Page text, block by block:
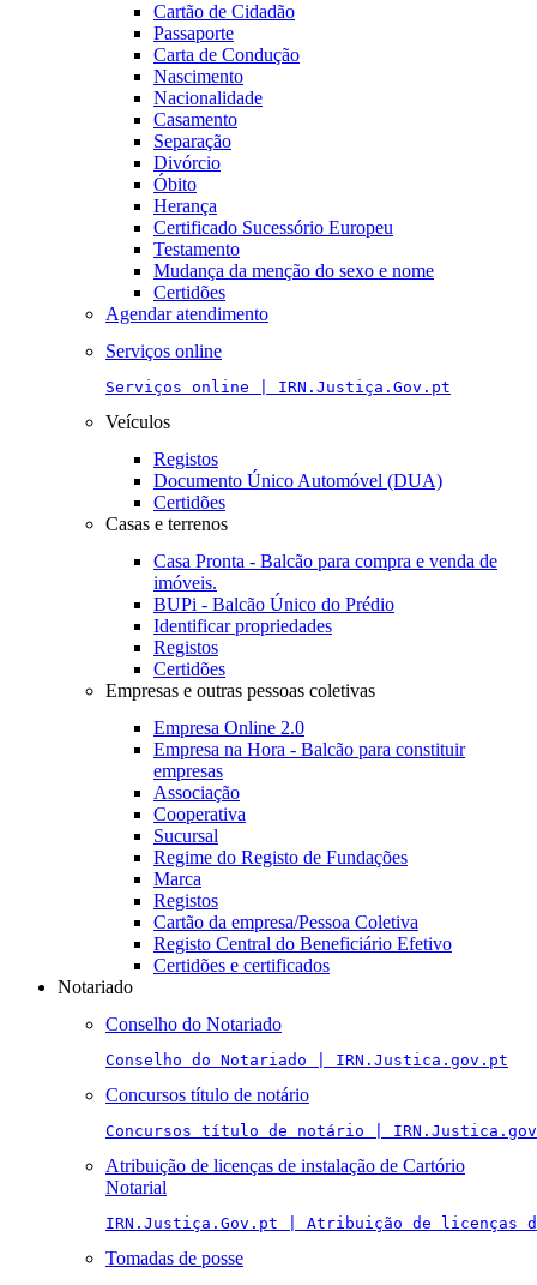
Cartão de Cidadão
Passaporte
Carta de Condução
Nascimento
Nacionalidade
Casamento
Separação
Divórcio
Óbito
Herança
Certificado Sucessório Europeu
Testamento
Mudança da menção do sexo e nome
Certidões
Agendar atendimento
Serviços online
Serviços online | IRN.Justiça.Gov.pt
Veículos
Registos
Documento Único Automóvel (DUA)
Certidões
Casas e terrenos
Casa Pronta - Balcão para compra e venda de
imóveis.
BUPi - Balcão Único do Prédio
Identificar propriedades
Registos
Certidões
Empresas e outras pessoas coletivas
Empresa Online 2.0
Empresa na Hora - Balcão para constituir
empresas
Associação
Cooperativa
Sucursal
Regime do Registo de Fundações
Marca
Registos
Cartão da empresa/Pessoa Coletiva
Registo Central do Beneficiário Efetivo
Certidões e certificados
Notariado
Conselho do Notariado
Conselho do Notariado | IRN.Justica.gov.pt
Concursos título de notário
Concursos título de notário |
Atribuição de licenças de instalação de Cartório
Notarial
IRN.Justiça.Gov.pt | Atribuição de licenças
Tomadas de posse